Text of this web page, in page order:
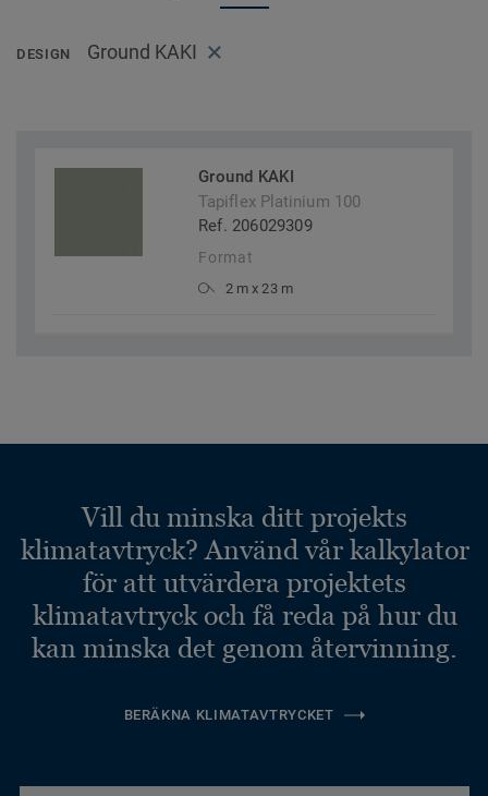
DESIGN Ground KAKI
Ground KAKI
Tapiflex Platinium 100
Ref. 206029309
Format
2 m x 23 m
Vill du minska ditt projekts
klimatavtryck? Använd vår kalkylator
för att utvärdera projektets
klimatavtryck och få reda på hur du
kan minska det genom återvinning.
BERÄKNA KLIMATAVTRYCKET